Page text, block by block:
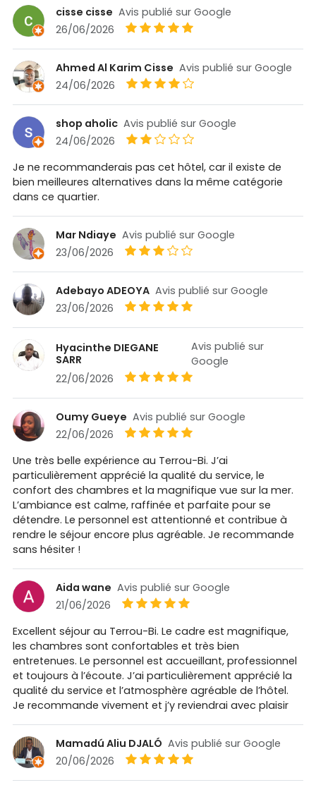
cisse cisse Avis publié sur Google
26/06/2026
Ahmed Al Karim Cisse Avis publié sur Google
24/06/2026
shop aholic Avis publié sur Google
24/06/2026
Je ne recommanderais pas cet hôtel, car il existe de
bien meilleures alternatives dans la même catégorie
dans ce quartier.
Mar Ndiaye Avis publié sur Google
23/06/2026
Adebayo ADEOYA Avis publié sur Google
23/06/2026
Hyacinthe DIEGANE
SARR
Avis publié sur
Google
22/06/2026
Oumy Gueye Avis publié sur Google
22/06/2026
Une très belle expérience au Terrou-Bi. J’ai
particulièrement apprécié la qualité du service, le
confort des chambres et la magnifique vue sur la mer.
L’ambiance est calme, raffinée et parfaite pour se
détendre. Le personnel est attentionné et contribue à
rendre le séjour encore plus agréable. Je recommande
sans hésiter !
Aida wane Avis publié sur Google
21/06/2026
Excellent séjour au Terrou-Bi. Le cadre est magnifique,
les chambres sont confortables et très bien
entretenues. Le personnel est accueillant, professionnel
et toujours à l’écoute. J’ai particulièrement apprécié la
qualité du service et l’atmosphère agréable de l’hôtel.
Je recommande vivement et j’y reviendrai avec plaisir
Mamadú Aliu DJALÓ Avis publié sur Google
20/06/2026